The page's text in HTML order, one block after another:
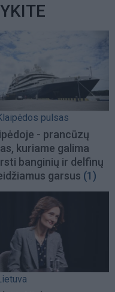
pulsas
- prancūzų
kuriame galima
banginių ir delfinų
garsus (1)